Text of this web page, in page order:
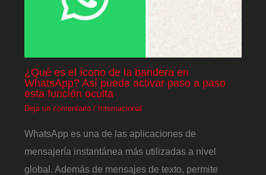
¿Qué es el ícono de la bandera en
WhatsApp? Así puede activar paso a paso
esta función oculta
Deja un comentario / Internacional
WhatsApp es una de las aplicaciones de
mensajería instantánea más utilizadas a nivel
global. Además de mensajes de texto, permite